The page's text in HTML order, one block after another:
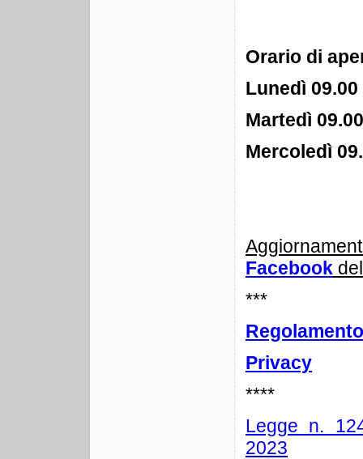
Orario di
Lunedì 09.00
Martedì
Mercoledì
Facebook
***
Regolamento
Privacy
****
Legge n.
2023